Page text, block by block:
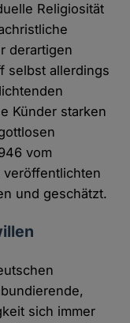
Religiosität
derartigen
selbst allerdings
Künder starken
vom
veröffentlichten
und geschätzt.
sich immer